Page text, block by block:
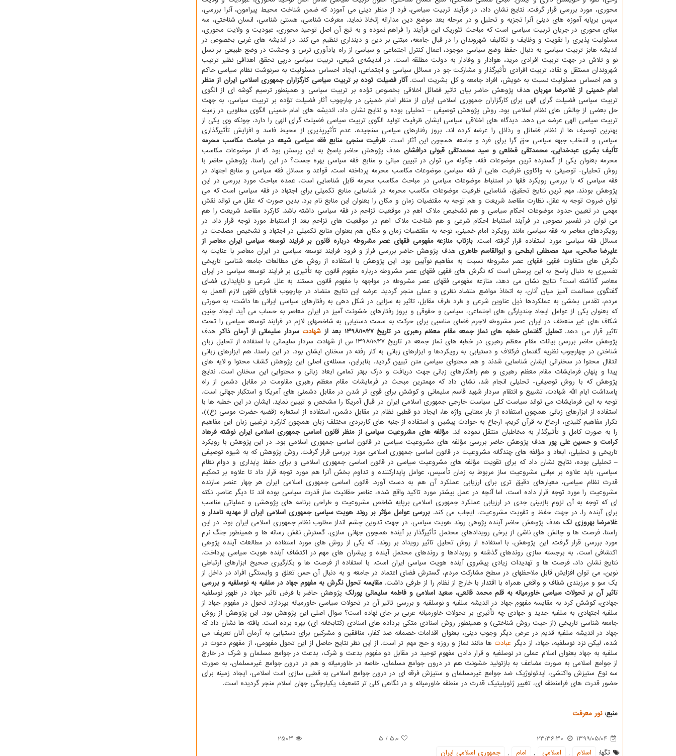
محوری، مورد بررسی قرار گرفت. نتایج نشان داد، در فرآیند تربیت سیاسی، فرد از منظر دینی می آموزد که ضمن شناخت محیط پیرامون، آنرا بررسی،
سپس برپایه آموزه های دینی آنرا تجزیه و تحلیل و در مرحله بعد موضع دین مدارانه إتخاذ نماید. معرفت شناسی، هستی شناسی، انسان شناختی، سه
مبنای محوری در جریان تربیت سیاسی است که مباحث تئوریک این فرآیند را فراهم نموده و به تبع آن اصل توحید محوری، عبودیت و ولایت محوری،
مسئولیت پذیری را تقویت و وظایف و تکالیف شهروندان را در قبال جامعه، مبتنی بر دین و دینداری تنظیم می‎ کند. در اندیشه های غربی بخصوص در
اندیشه هابز تربیت سیاسی به دنبال حفظ وضع سیاسی موجود، اعمال کنترل اجتماعی و سیاسی از راه یادآوری ترس و وحشت در وضع طبیعی بر نسل
نو و تلاش در جهت تربیت افرادی مرید، هوادار و وفادار به دولت مطلقه است. در اندیشه‌ی شیعی، تربیت سیاسی درپی تحقق اهدافی نظیر ترتیب
شهروندان مستقل و نقاد، تربیت افرادی تأثیرگذار و مشارکت جو در مسائل سیاسی و اجتماعی، ایجاد احساس مسئولیت به سرنوشت نظام سیاسی حاکم
و هم احساس مسئولیت نسبت به خویش، افراد جامعه و کل بشریت است.آثار فضیلت توده بر تربیت سیاسی کارگزاران جمهوری اسلامی ایران از منظر
امام خمینی از غلامرضا مهربانهدف پژوهش حاضر بیان تاثیر فضائل اخلاقی بخصوص تؤده بر تربیت سیاسی و همینطور ترسیم گوشه ای از الگوی
تربیت سیاسی فضیلت گرای الهی برای کارگزاران جمهوری اسلامی ایران از منظر امام خمینی در چارچوب آثار فضیلت تؤده بر تربیت سیاسی، به جهت
حل بعضی از چالش های نظام اسلامی بود. روش پژوهش توصیفی – تحلیلی بوده و نتایج نشان داد، اندیشه های امام خمینی الگوی مطلوبی در زمینه
تربیت سیاسی الهی عرضه می دهد. دیدگاه های اخلاقی سیاسی ایشان ظرفیت تولید الگوی تربیت سیاسی فضیلت گرای الهی را دارد، چونکه وی یکی از
بهترین توصیف ها از نظام فضائل و رذائل را عرضه کرده اند. بروز رفتارهای سیاسی سنجیده، عدم تأثیرپذیری از محیط فاسد و افزایش تأثیرگذاری
سیاسی و انتخاب جبهه سیاسی حق گرا برای فرد و جامعه همچون این آثار است. ظرفیت سنجی منابع فقه سیاسی شیعه در مباحث مکاسب محرمه
تألیف بشری عبدخدایی، محمدتقی فخلعی و سید محمدتقی قبولی درافشان هدف پژوهش حاضر پاسخ به این پرسش بود که از موضوعات مکاسب
محرمه بعنوان یکی از گسترده ترین موضوعات فقه، چگونه می توان در تبیین مبانی و منابع فقه سیاسی بهره جست؟ در این راستا، پژوهش حاضر با
روش تحلیلی- توصیفی به واکاوی ظرفیت هایی از فقه سیاسی موضوعات مکاسب محرمه پرداخته است. قواعد و مسائل فقه سیاسی و منابع اجتهاد در
فقه سیاسی که با بررسی رویکرد فقها در استنباط موضوعات سیاسی در مباحث مکاسب محرمه قابل شناسایی است، عمده مباحث مورد بررسی در این
پژوهش بودند. مهم ترین نتایج تحقیق، شناسایی ظرفیت موضوعات مکاسب محرمه در شناسایی منابع تکمیلی برای اجتهاد در فقه سیاسی است که می
توان ضروت توجه به عقل، نظارت مقاصد شریعت و هم توجه به مقتضیات زمان و مکان را بعنوان این منابع نام برد. بدین صورت که عقل می تواند نقش
مهمی در تعیین حدود موضوعات احکام سیاسی و هم تشخیص ملاک اهم در موقعیت تزاحم در فقه سیاسی داشته باشد. کارکرد مقاصد شریعت را هم
می توان در تفسیر نصوص در فرآیند استنباط احکام شرعی و هم شناخت ملاک اهم در موقعیت های تزاحم بعد از استنباط مورد توجه قرار داد. در
رویکردهای معاصر به فقه سیاسی مانند رویکرد امام خمینی، توجه به مقتضیات زمان و مکان هم بعنوان منابع تکمیلی در اجتهاد و تشخیص مصلحت در
مسائل فقه سیاسی مورد استفاده قرار گرفته است. بازتاب منازعه مفهومی فقهای عصر مشروطه درباره قانون بر فرایند توسعه سیاسی ایران معاصر از
علیرضا صالحی، سید مصطفی ابطحی و ابوالقاسم طاهری هدف پژوهش حاضر بررسی فراز و فرود فرایند توسعه سیاسی در ایران معاصر با عنایت به
نگرش های متفاوت فقهی فقهای عصر مشروطه نسبت به مفاهیم نوآیین بود. این پژوهش با استفاده از روش های مطالعات جامعه شناسی تاریخی
تفسیری به دنبال پاسخ به این پرسش است که نگرش های فقهی فقهای عصر مشروطه درباره مفهوم قانون چه تأثیری بر فرایند توسعه سیاسی در ایران
معاصر گذاشته است؟ نتایج نشان می دهد، منازعه مفهومی فقهای عصر مشروطه در مواجهه با مفهوم قانون مستند به علل شرعی و ناپایداری فضای
گفتگوی مسالمت آمیز میان آنان، به اتخاذ مواضع متضاد نظری و عملی منجر گردید. عرضه این نتایج متضاد در چارچوب فتاوای فقهی لازم العمل به
مردم، تقدس بخشی به عملکردها ذیل عناوین شرعی و طرد طرف مقابل، تاثیر به سزایی در شکل دهی به رفتارهای سیاسی ایرانی ها داشت؛ به صورتی
که بعنوان یکی از عوامل ایجاد چندپارگی های اجتماعی، سیاسی و حقوقی و بروز رفتارهای خشونت آمیز در ایران معاصر به حساب می آید. ایجاد چنین
شکاف های غیر منعطف در ایران عصر مشروطه لاجرم فضای مناسبی برای حرکت به سمت دستیابی به شاخصهای لازم در فرایند توسعه سیاسی را تحت
تاثیر قرار می دهد.تحلیل گفتمان خطبه های نماز جمعه مقام معظم رهبری در تاریخ ۲۷/‏۱۰/‏۱۳۹۸‬ بعد از شهادت سردار سلیمانی از آرمان ذاکر هدف
پژوهش حاضر بررسی بیانات مقام معظم رهبری در خطبه های نماز جمعه در تاریخ ۲۷/‏۱۰/‏۱۳۹۸‬ س از شهادت سردار سلیمانی با استفاده از تحلیل زبان
شناختی در چهارچوب نظریه گفتمان فرکلاف و دستیابی به رویکردها و ابزارهای زبانی به کار رفته در سخنان ایشان بود. در این راستا، هم ابزارهای زبانی
انتقال محتوا در سخنرانی ایشان شناسایی شدند و هم محتوای سیاسی متن تبیین گردید. بنابراین، مسئله‌ی اصلی این پژوهش کشف محتوا و لایه های
پیدا و پنهان فرمایشات مقام معظم رهبری و هم راهکارهای زبانی جهت دریافت و درک بهتر تمامی ابعاد زبانی و محتوایی این سخنان است. نتایج
پژوهش که با روش توصیفی- تحلیلی انجام شد، نشان داد که مهمترین مبحث در فرمایشات مقام معظم رهبری مقاومت در مقابل دشمن از راه
پاسداشت ایام الله شهادت، تشییع و انتقام سردار شهید قاسم سلیمانی و کوشش برای قوی تر شدن در مقابل دشمنی های آمریکا و استکبار جهانی است.
توجه به این فرمایشات می تواند سیاست کلی سیاست خارجی جمهوری اسلامی ایران در قبال آمریکا را مشخص و تبیین نماید. ایشان در این خطبه ها با
استفاده از ابزارهای زبانی همچون استفاده از بار معنایی واژه ها، ایجاد دو قطبی نظام در مقابل دشمن، استفاده از استعاره (قضیه حضرت موسی (ع))،
تکرار مفاهیم کلیدی، ارجاع به قرآن کریم، ارجاع به حوادث پیشین و استفاده از جنبه های کاربردی مختلف زبان همچون کارکرد ترغیبی زبان این مفاهیم
را به صورت کامل و تأثیرگذار به مخاطبان منتقل نموده اند. مؤلفه های مشروعیت سیاسی از منظر قانون اساسی جمهوری اسلامی ایران نوشته فرهاد
کرامت و حسین علی پور هدف پژوهش حاضر بررسی مؤلفه های مشروعیت سیاسی در قانون اساسی جمهوری اسلامی بود. در این پژوهش با رویکرد
تاریخی و تحلیلی، ابعاد و مؤلفه های چندگانه مشروعیت در قانون اساسی جمهوری اسلامی مورد بررسی قرار گرفت. روش پژوهش که به شیوه توصیفی
– تحلیلی بوده، نتایج نشان داد که برای تقویت مؤلفه های مشروعیت سیاسی در قانون اساسی جمهوری اسلامی و برای حفظ پایداری و دوام نظام
سیاسی، باید علاوه بر مبانی مشروعیت ساز مربوط به زمان تأسیس، عوامل پایدارکننده و تداوم بخش آنرا هم مورد توجه قرار داد تا علاوه بر تحکیم
قدرت نظام سیاسی، معیارهای دقیق تری برای ارزیابی عملکرد آن هم به دست آورد. قانون اساسی جمهوری اسلامی ایران هر چهار عنصر سازنده
مشروعیت را مورد توجه قرار داده است، اما آنچه در عمل بیشتر مورد تاکید واقع شده، عناصر حقانیت ساز قدرت سیاسی بوده اند تا دیگر عناصر. نکته
ای که توجه به آن لزوم بازبینی جدی در ارزیابی عملکرد جمهوری اسلامی برپایه شاخص مشروعیت و طراحی برنامه های پژوهشی و عملیاتی مناسب
برای آینده را، در جهت حفظ و تقویت مشروعیت، ایجاب می کند. بررسی عوامل مؤثر بر روند هویت سیاسی جمهوری اسلامی ایران از مهدیه نامدار و
غلامرضا بهروزی لکهدف پژوهش حاضر آینده پژوهی روند هویت سیاسی، در جهت تدوین چشم انداز مطلوب نظام جمهوری اسلامی ایران بود. در این
راستا، فرصت ها و چالش های ناشی از برخی رویدادهای محتمل تأثیرگذار بر آینده همچون جهانی سازی، گسترش نقش رسانه ها و همینطور جنگ نرم
مورد بررسی قرار گرفت. این پژوهش، با استفاده از روش تحلیل تاثیر رویداد بر روند، که یکی از روش های مورد استفاده در مطالعات آینده پژوهی
اکتشافی است، به برجسته سازی روندهای گذشته و رویدادها و روندهای محتمل آینده و پیشران های مهم در اکتشاف آینده هویت سیاسی پرداخت.
نتایج نشان داد، فرصت ها و تهدیدات زیادی پیش‎روی آینده هویت سیاسی ایران است. با استفاده از فرصت ها و بکارگیری صحیح ابزارهای ارتباطی
نوین، می توان افزایش قابل ملاحظه‎ای در سطح مشارکت مردم، گسترش فضای اعتماد در جامعه و به دنبال آن حس تعلق و وابستگی افراد در داخل از
یک سو و مرزبندی شفاف و واقعی همراه با اقتدار با خارج از نظام را از طرفی داشت. مقایسه تحول نگرش به مفهوم جهاد در سلفیه به نوسلفیه و بررسی
تاثیر آن بر تحولات سیاسی خاورمیانه به قلم محمد قانعی، سعید اسلامی و فاطمه سلیمانی پورلکپژوهش حاضر با فرض تاثیر جهاد در ظهور نوسلفیه
جهادی، کوشش کرد به مقایسه مفهومِ جهاد در اندیشه سلفیه و نوسلفیه و بررسی تاثیر آن در تحولات سیاسی خاورمیانه بپردازد. تحول در مفهوم جهاد از
سلفیه اجتهادی به سلفیه جدید و جهادی چه تأثیری بر تحولات خاورمیانه عربی بر جای نهاده است؟ سوال اصلی این پژوهش بود. این پژوهش از روش
جامعه شناسی تاریخی (از حیث روش شناختی) و همینطور روش اسنادی متکی برداده های اسنادی (کتابخانه ای) بهره برده است. یافته ها نشان داد که
جهاد در اندیشه سلفیه قدیم در عرض دیگر وجوب دینی، بعنوان اقدامات خصمانه ضد کفار، منافقین و مشرکین برای دستیابی به آرمان آنان تعریف می
شده، لیکن نزد نوسلفیه، جهاد، از دیگر عبادت ها مانند نماز و روزه و حج مهم تر است. از این نظر نتایج حاصل از این تحول مفهومی، از مفهوم دعوت در
سلفیه به جهاد بعنوان اسلام عملی در نوسلفیه و قرار دادن مفهوم توحید در مقابل دو مفهوم بدعت و شرک، بدعت در جوامع مسلمان و شرک در خارج
از جوامع اسلامی به صورت مضاعف به بازتولید خشونت هم در درون جوامع مسلمان، خاصه در خاورمیانه و هم در درون جوامع غیرمسلمان، به صورت
سه نوع ستیزش واکنشی، ایدئولوژیک ضد جوامع غیرمسلمان و ستیزش فرقه ای در درون جوامع اسلامی به قطبی سازی امت اسلامی، ایجاد زمینه برای
حضور قدرت های فرامنطقه ای، تغییر ژئوپلیتیک قدرت در منطقه خاورمیانه و در نگاهی کلی تر تضعیف یکپارچگی جهان اسلام منجر گردیده است.
منبع:نور معرفت
1399/05/04
23:36:30
5.0
/
5
2503
تگها:
اسلام , اسلامی , امام , جمهوری اسلامی ایران